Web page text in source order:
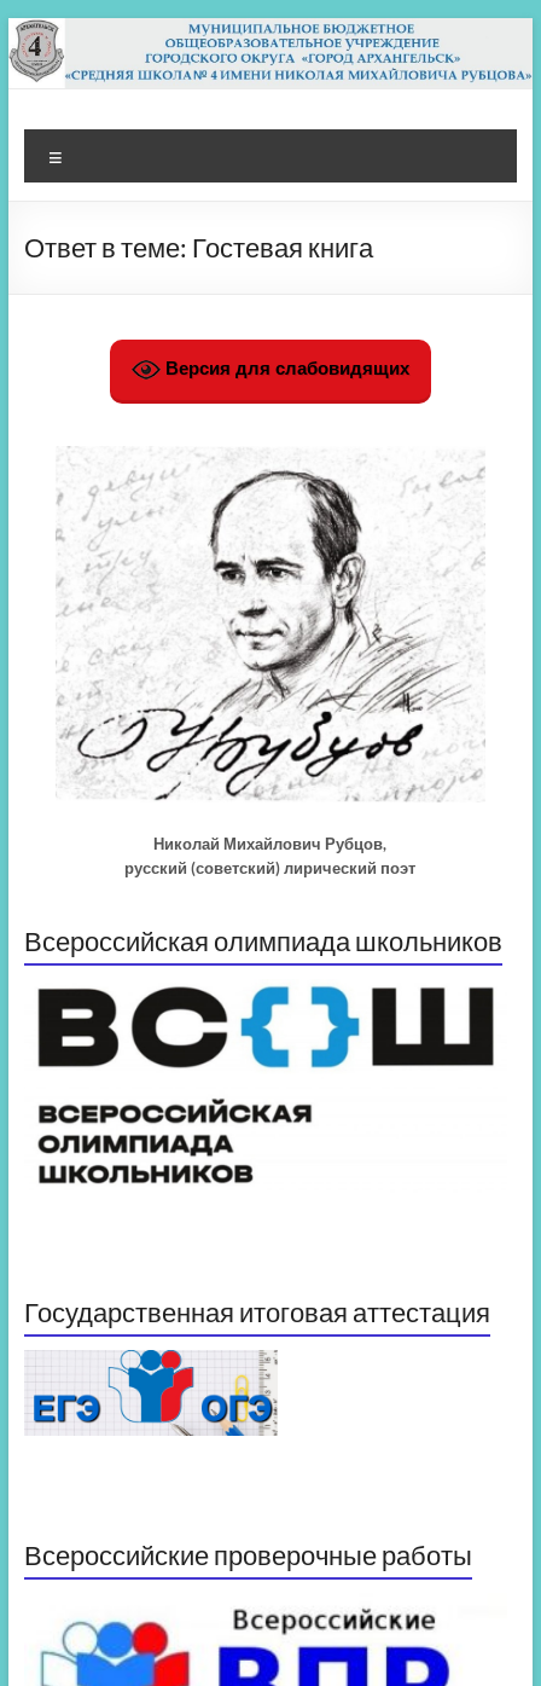
Перейти
к
содержимому
МБОУ СШ 4
Архангельск
Ответ в теме: Гостевая книга
Версия для слабовидящих
Николай Михайлович Рубцов,
русский (советский) лирический поэт
Всероссийская олимпиада школьников
Государственная итоговая аттестация
Всероссийские проверочные работы